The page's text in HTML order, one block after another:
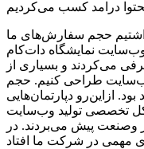
داشتیم حجم سفارش‌های ما
وب‌سایت نمایشگاه دات‌کام
می‌کردند و بسیاری از
وب‌سایت طراحی کنیم. حجم
ازاین‌رو دپارتمان‌هایی
تخصصی تولید وب‌سایت‌
پیش می‌بردند. در